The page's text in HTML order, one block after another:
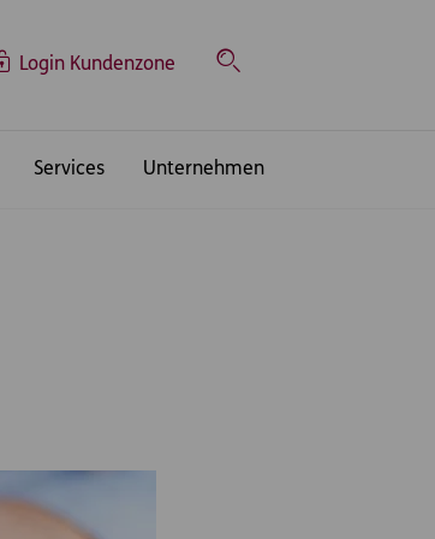
Login Kundenzone
Suche
Services Unternehmen